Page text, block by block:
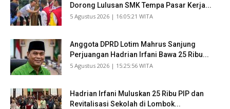
Dorong Lulusan SMK Tempa Pasar Kerja...
​5 Agustus 2026 | 16:05:21 WITA
Anggota DPRD Lotim Mahrus Sanjung
Perjuangan Hadrian Irfani Bawa 25 Ribu...
​5 Agustus 2026 | 15:25:56 WITA
Hadrian Irfani Muluskan 25 Ribu PIP dan
Revitalisasi Sekolah di Lombok...